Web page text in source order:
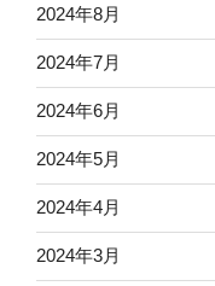
2024年8月
2024年7月
2024年6月
2024年5月
2024年4月
2024年3月